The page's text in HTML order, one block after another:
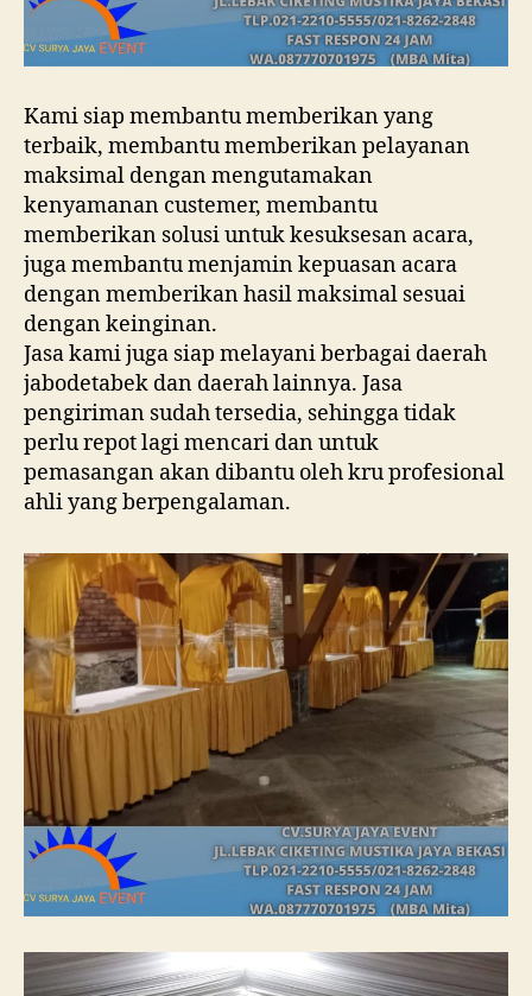
Kami siap membantu memberikan yang
terbaik, membantu memberikan pelayanan
maksimal dengan mengutamakan
kenyamanan custemer, membantu
memberikan solusi untuk kesuksesan acara,
juga membantu menjamin kepuasan acara
dengan memberikan hasil maksimal sesuai
dengan keinginan.
Jasa kami juga siap melayani berbagai daerah
jabodetabek dan daerah lainnya. Jasa
pengiriman sudah tersedia, sehingga tidak
perlu repot lagi mencari dan untuk
pemasangan akan dibantu oleh kru profesional
ahli yang berpengalaman.